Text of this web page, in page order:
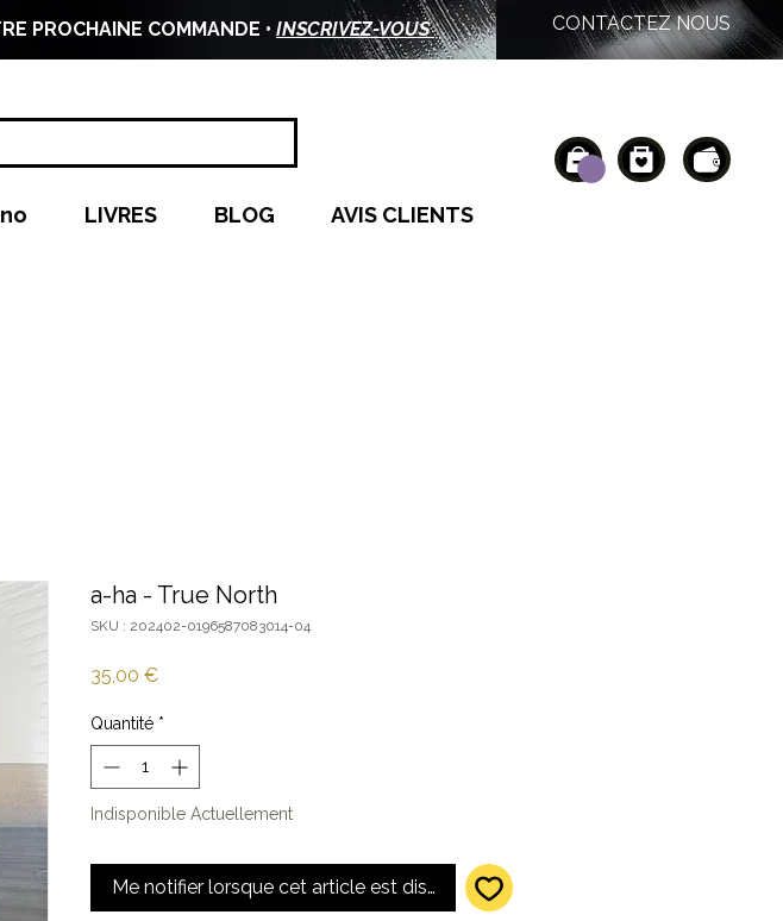
PROCHAINE COMMANDE •INSCRIVEZ-VOUS CONTACTEZ NOUS
LIVRES BLOG AVIS CLIENTS
a-ha - True North
SKU : 202402-0196587083014-04
35,00 €Prix
Quantité *
Indisponible Actuellement
Me notifier lorsque cet article est disponible